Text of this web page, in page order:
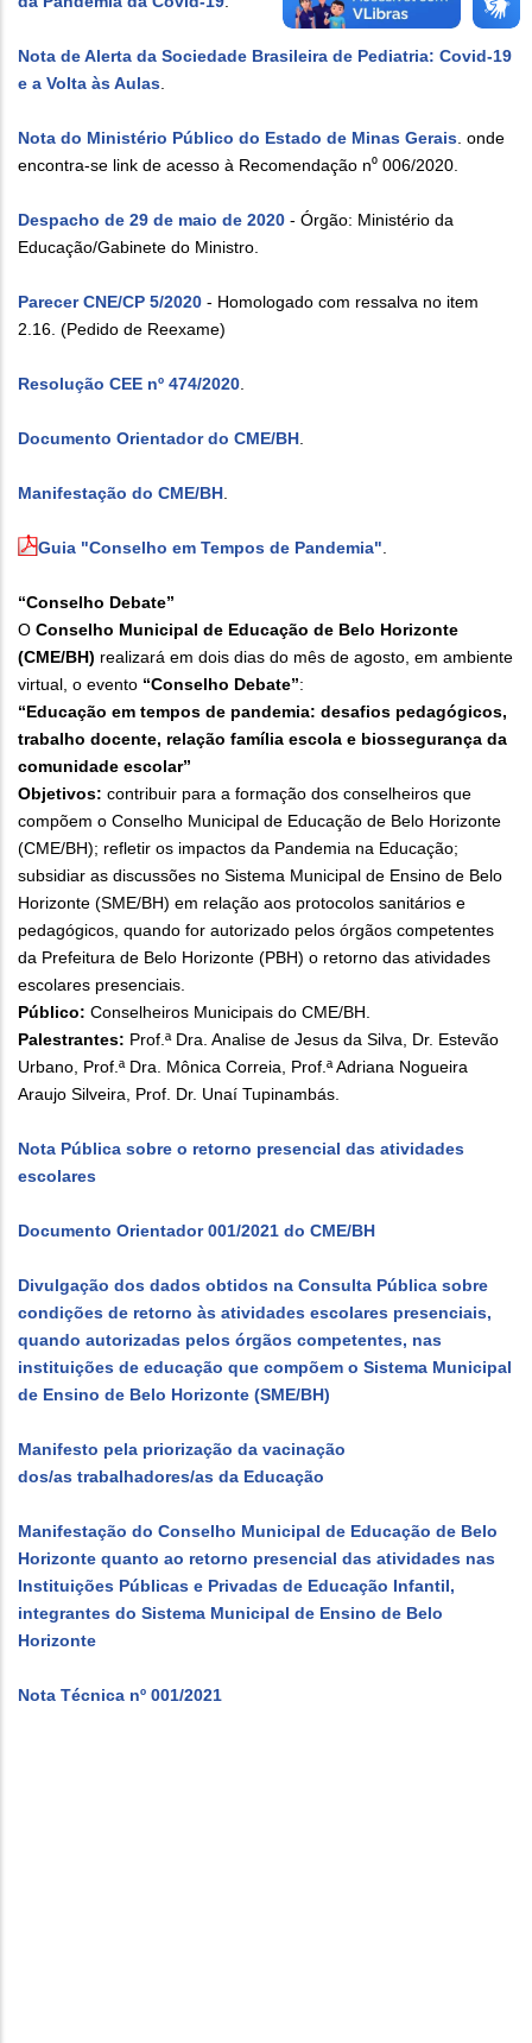
Nota de Alerta da Sociedade Brasileira de Pediatria: Covid-19
e a Volta às Aulas
Nota do Ministério Público do Estado de Minas Gerais . onde
encontra-se link de acesso à Recomendação n⁰ 006/2020.
Despacho de 29 de maio de 2020 - Órgão: Ministério da
Educação/Gabinete do Ministro.
Parecer CNE/CP 5/2020 - Homologado com ressalva no item
2.16. (Pedido de Reexame)
Resolução CEE nº 474/2020
Documento Orientador do CME/BH
Manifestação do CME/BH
Guia "Conselho em Tempos de Pandemia"
“Conselho Debate”
O Conselho Municipal de Educação de Belo Horizonte
(CME/BH) realizará em dois dias do mês de agosto, em ambiente
virtual, o evento “Conselho Debate”:
“Educação em tempos de pandemia: desafios pedagógicos,
trabalho docente, relação família escola e biossegurança da
comunidade escolar”
Objetivos: contribuir para a formação dos conselheiros que
compõem o Conselho Municipal de Educação de Belo Horizonte
(CME/BH); refletir os impactos da Pandemia na Educação;
subsidiar as discussões no Sistema Municipal de Ensino de Belo
Horizonte (SME/BH) em relação aos protocolos sanitários e
pedagógicos, quando for autorizado pelos órgãos competentes
da Prefeitura de Belo Horizonte (PBH) o retorno das atividades
escolares presenciais.
Público: Conselheiros Municipais do CME/BH.
Palestrantes: Prof.ª Dra. Analise de Jesus da Silva, Dr. Estevão
Urbano, Prof.ª Dra. Mônica Correia, Prof.ª Adriana Nogueira
Araujo Silveira, Prof. Dr. Unaí Tupinambás.
Nota Pública sobre o retorno presencial das atividades
escolares
Documento Orientador 001/2021 do CME/BH
Divulgação dos dados obtidos na Consulta Pública sobre
condições de retorno às atividades escolares presenciais,
quando autorizadas pelos órgãos competentes, nas
instituições de educação que compõem o Sistema Municipal
de Ensino de Belo Horizonte (SME/BH)
Manifesto pela priorização da vacinação
dos/as trabalhadores/as da Educação
Manifestação do Conselho Municipal de Educação de Belo
Horizonte quanto ao retorno presencial das atividades nas
Instituições Públicas e Privadas de Educação Infantil,
integrantes do Sistema Municipal de Ensino de Belo
Horizonte
Nota Técnica nº 001/2021